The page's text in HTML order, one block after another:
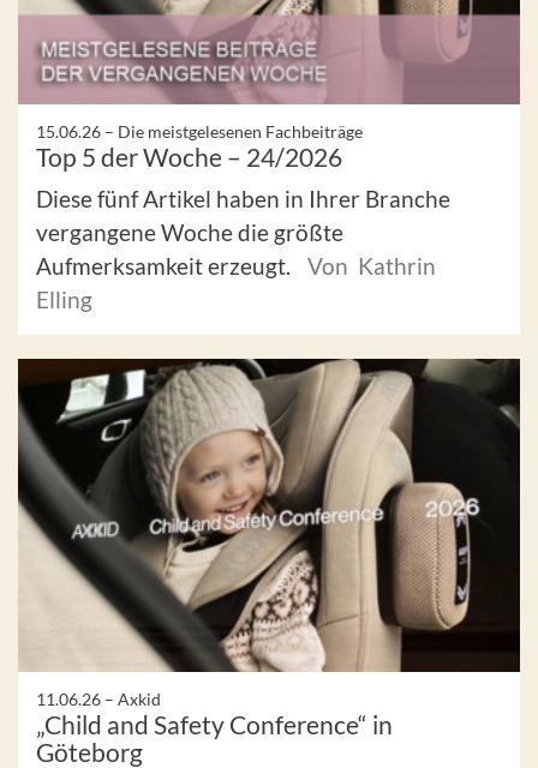
15.06.26 – Die meistgelesenen Fachbeiträge
Top 5 der Woche – 24/2026
Diese fünf Artikel haben in Ihrer Branche
vergangene Woche die größte
Aufmerksamkeit erzeugt.
Von Kathrin
Elling
11.06.26 – Axkid
„Child and Safety Conference“ in
Göteborg